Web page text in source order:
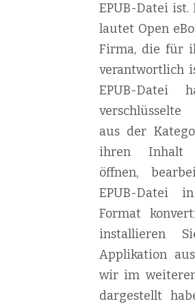
EPUB-Datei
lautet Open
Firma, die für
verantwortlich
EPUB-Datei
aus der
ihren Inhalt
öffnen,
EPUB-Datei
Format
installieren
Applikation
wir im
dargestellt